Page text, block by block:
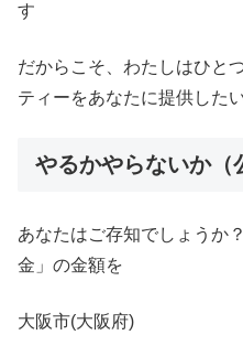
す
だからこそ、わたしはひと
ティーをあなたに提供した
やるかやらないか（
あなたはご存知でしょうか
金」の金額を
大阪市(大阪府)